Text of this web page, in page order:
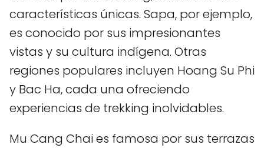
características únicas. Sapa, por ejemplo,
es conocido por sus impresionantes
vistas y su cultura indígena. Otras
regiones populares incluyen Hoang Su Phi
y Bac Ha, cada una ofreciendo
experiencias de trekking inolvidables.
Mu Cang Chai es famosa por sus terrazas